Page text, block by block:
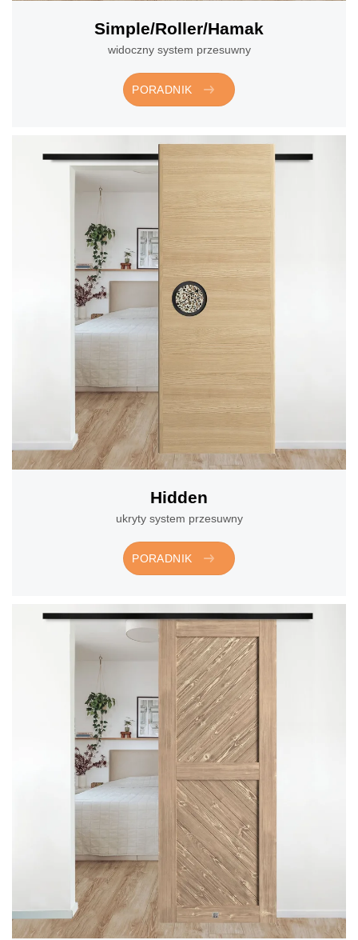
Simple/Roller/Hamak
widoczny system przesuwny
PORADNIK
Hidden
ukryty system przesuwny
PORADNIK